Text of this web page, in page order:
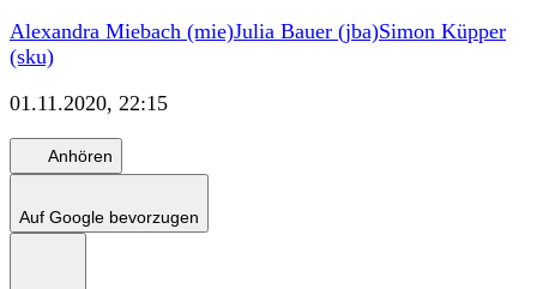
Alexandra Miebach (mie)Julia Bauer (jba)Simon Küpper
(sku)
01.11.2020, 22:15
Anhören
Auf Google bevorzugen